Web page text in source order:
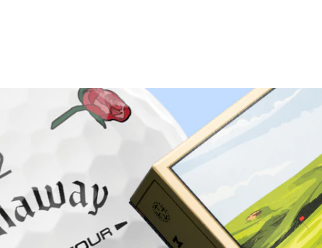
Warum bei Golfbrothers.de kaufen?